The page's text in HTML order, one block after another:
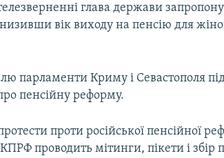
глава держави
вік виходу на пенсію для
парламенти Криму і Севастополя
пенсійну реформу.
проти російської пенсійної
проводить мітинги, пікети і збір